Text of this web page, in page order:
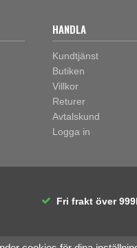
HANDLA
Kundtjänst
Butiken
Villkor
Returer
Avtalskund
Logga in
Fri frakt över